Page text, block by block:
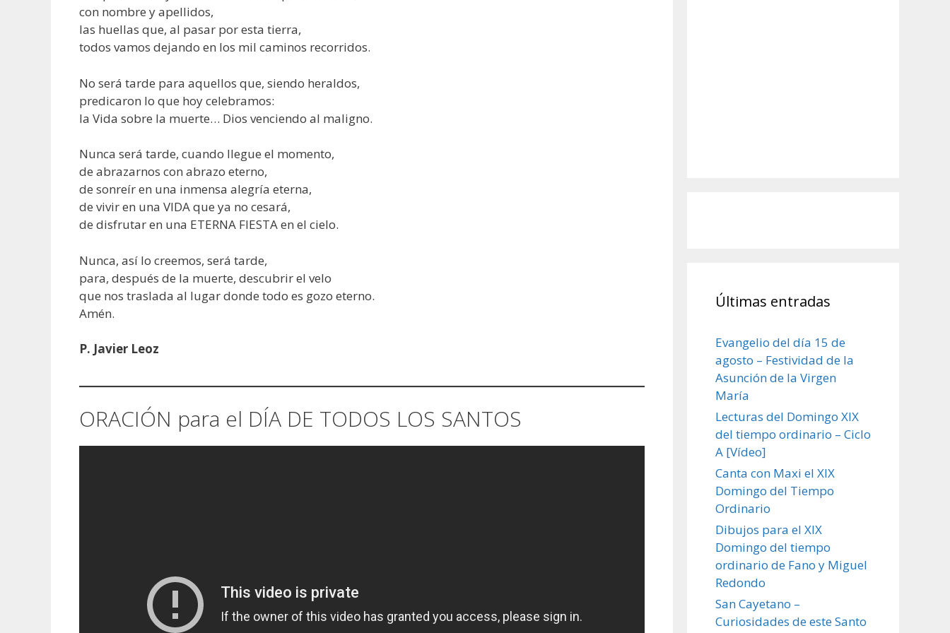
con nombre y apellidos,
las huellas que, al pasar por esta tierra,
todos vamos dejando en los mil caminos recorridos.
No será tarde para aquellos que, siendo heraldos,
predicaron lo que hoy celebramos:
la Vida sobre la muerte… Dios venciendo al maligno.
Nunca será tarde, cuando llegue el momento,
de abrazarnos con abrazo eterno,
de sonreír en una inmensa alegría eterna,
de vivir en una VIDA que ya no cesará,
de disfrutar en una ETERNA FIESTA en el cielo.
Nunca, así lo creemos, será tarde,
para, después de la muerte, descubrir el velo
que nos traslada al lugar donde todo es gozo eterno.
Amén.
P. Javier Leoz
ORACIÓN para el DÍA DE TODOS LOS SANTOS
Últimas entradas
Evangelio del día 15 de
agosto – Festividad de la
Asunción de la Virgen
María
Lecturas del Domingo XIX
del tiempo ordinario – Ciclo
A [Vídeo]
Canta con Maxi el XIX
Domingo del Tiempo
Ordinario
Dibujos para el XIX
Domingo del tiempo
ordinario de Fano y Miguel
Redondo
San Cayetano –
Curiosidades de este Santo